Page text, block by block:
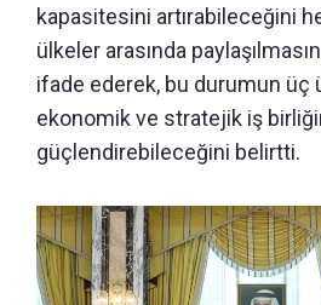
kapasitesini artırabileceğini
ülkeler arasında
ifade ederek, bu durumun üç
ekonomik ve stratejik iş
güçlendirebileceğini belirtti.